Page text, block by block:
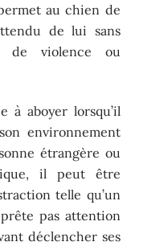
au chien de
de lui sans
de violence ou
à aboyer lorsqu’il
environnement
étrangère ou
il peut être
telle qu’un
pas attention
déclencher ses